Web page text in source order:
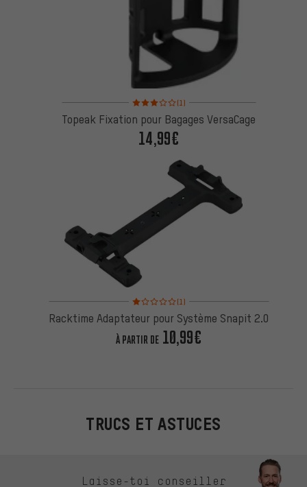
Note moyenne : 3 sur 5 d'après 1 avis
(1)
Topeak Fixation pour Bagages VersaCage
14,99€
Note moyenne : 1 sur 5 d'après 1 avis
(1)
Racktime Adaptateur pour Système Snapit 2.0
À PARTIR DE10,99€
TRUCS ET ASTUCES
Laisse-toi conseiller